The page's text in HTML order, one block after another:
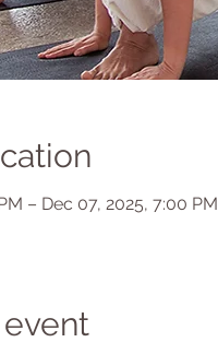
– Dec 07, 2025, 7:00 PM